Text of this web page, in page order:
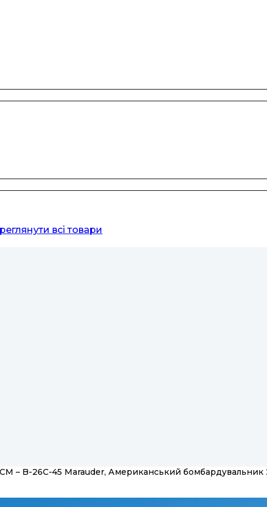
всі товари
– B-26C-45 Marauder, Американський бомбардувальник